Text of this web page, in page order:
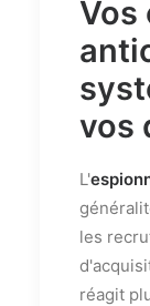
Vos
vos
L'
les
réagit